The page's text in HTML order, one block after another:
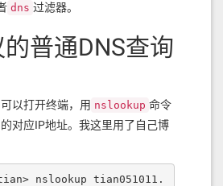
dns 过滤器。
的普通DNS查询
以打开终端，用 nslookup 命令
对应IP地址。我这里用了自己博
nslookup tian051011.